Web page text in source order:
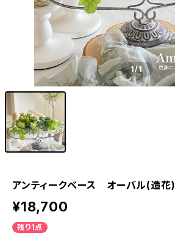
1/1
アンティークベース オーバル(造花)
¥18,700
残り1点